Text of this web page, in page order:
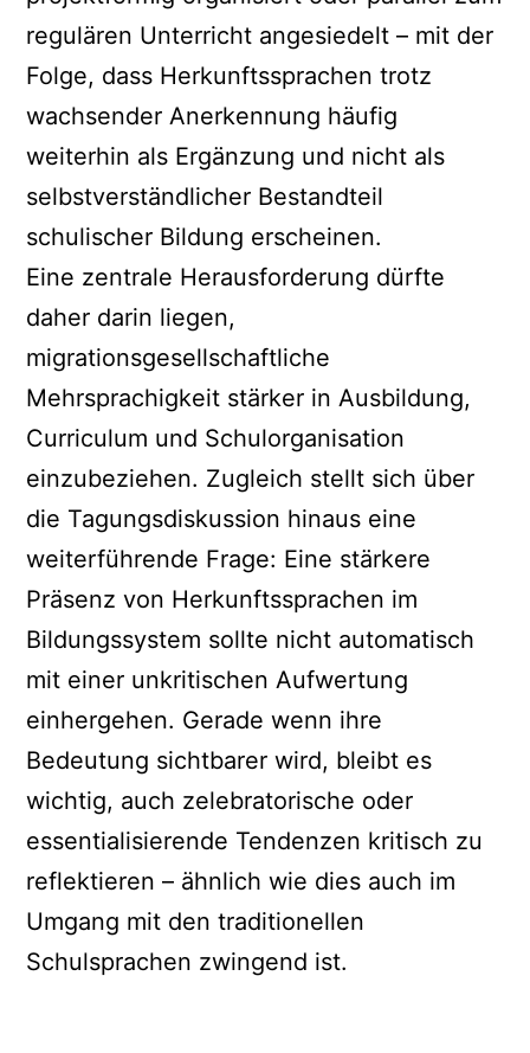
regulären Unterricht angesiedelt – mit der
Folge, dass Herkunftssprachen trotz
wachsender Anerkennung häufig
weiterhin als Ergänzung und nicht als
selbstverständlicher Bestandteil
schulischer Bildung erscheinen.
Eine zentrale Herausforderung dürfte
daher darin liegen,
migrationsgesellschaftliche
Mehrsprachigkeit stärker in Ausbildung,
Curriculum und Schulorganisation
einzubeziehen. Zugleich stellt sich über
die Tagungsdiskussion hinaus eine
weiterführende Frage: Eine stärkere
Präsenz von Herkunftssprachen im
Bildungssystem sollte nicht automatisch
mit einer unkritischen Aufwertung
einhergehen. Gerade wenn ihre
Bedeutung sichtbarer wird, bleibt es
wichtig, auch zelebratorische oder
essentialisierende Tendenzen kritisch zu
reflektieren – ähnlich wie dies auch im
Umgang mit den traditionellen
Schulsprachen zwingend ist.